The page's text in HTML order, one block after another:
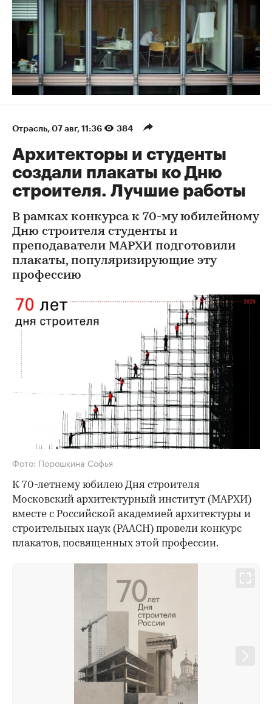
Отрасль 07 авг, 11:36 384
Архитекторы и студенты
создали плакаты ко Дню
строителя. Лучшие работы
В рамках конкурса к 70-му юбилейному
Дню строителя студенты и
преподаватели МАРХИ подготовили
плакаты, популяризирующие эту
профессию
Фото: Порошкина Софья
К 70-летнему юбилею Дня строителя
Московский архитектурный институт (МАРХИ)
вместе с Российской академией архитектуры и
строительных наук (РААСН) провели конкурс
плакатов, посвященных этой профессии.